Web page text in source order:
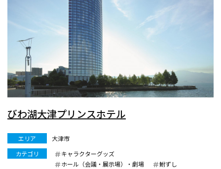
びわ湖大津プリンスホテル
エリア
大津市
カテゴリ
キャラクターグッズ
ホール（会議・展示場）・劇場
鮒ずし